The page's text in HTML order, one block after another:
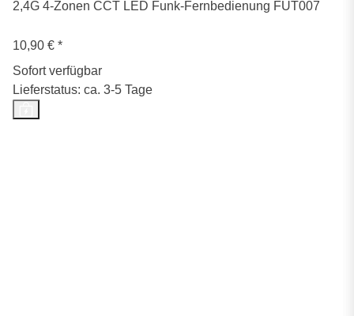
2,4G 4-Zonen CCT LED Funk-Fernbedienung FUT007
10,90 € *
Sofort verfügbar
Lieferstatus: ca. 3-5 Tage